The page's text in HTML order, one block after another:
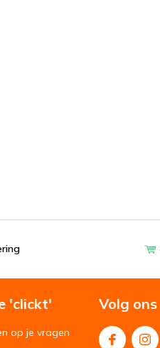
'clickt'
op je vragen
Volg ons